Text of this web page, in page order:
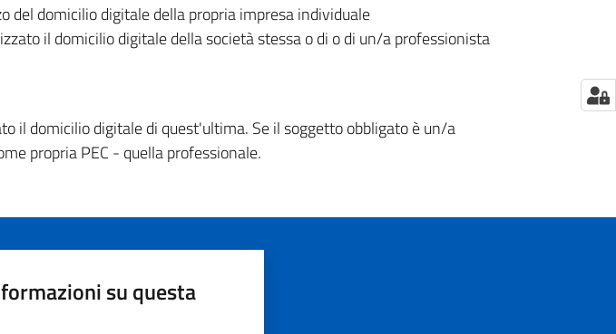
del domicilio digitale della propria impresa individuale
il domicilio digitale della società stessa o di o di un/a professionista
il domicilio digitale di quest'ultima. Se il soggetto obbligato è un/a
propria PEC - quella professionale.
su questa